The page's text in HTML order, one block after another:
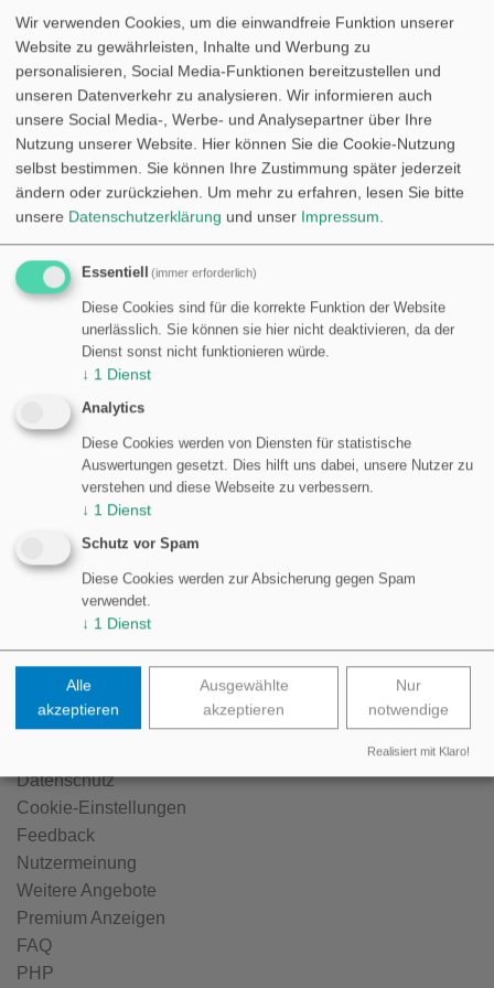
eine dynamische bzw. datenbankgestützte
Webanwendung oder eine WordPress-Webseite?
Dann sind Sie hier richtig.
Wir machen Ihr Projekt zum Erlebnis – für Sie und Ihre
Kunden. Mit unseren Lösungen gehen wir dabei
immer einen Schritt weiter.
Sichern Sie sich mit uns den langfristigen Erfolg Ihres
Internetauftritts – Umwege ausgeschlossen.
Wir entwickeln für das Web mit PHP, MySQL, HTML &
Javascript/jQuery.
Haben Sie ein Projekt für uns? Benötigen Sie Hilfe
bzw. Unterstützung bei kleineren Anpassungen Ihrer
Webseite? Gerne sind wir an Ihrer Seite, unterstützen
Sie und setzen Ihre Wünsche um.
Kontaktieren Sie uns.
Kontakt
Stefan Hertel
13125 Berlin
https://www.shertel-solutions.de/
info@shertel-solutions.de
Datenschutz
Cookie-Einstellungen
Feedback
Nutzermeinung
Weitere Angebote
Premium Anzeigen
FAQ
PHP
Wir verwenden Cookies, um die einwandfreie Funktion unserer
Website zu gewährleisten, Inhalte und Werbung zu
personalisieren, Social Media-Funktionen bereitzustellen und
unseren Datenverkehr zu analysieren. Wir informieren auch
unsere Social Media-, Werbe- und Analysepartner über Ihre
Nutzung unserer Website. Hier können Sie die Cookie-Nutzung
selbst bestimmen. Sie können Ihre Zustimmung später jederzeit
ändern oder zurückziehen. Um mehr zu erfahren, lesen Sie bitte
unsere Datenschutzerklärung und unser Impressum.
Essentiell (immer erforderlich)
Diese Cookies sind für die korrekte Funktion der Website
unerlässlich. Sie können sie hier nicht deaktivieren, da der
Dienst sonst nicht funktionieren würde.
↓ 1 Dienst
Analytics
Diese Cookies werden von Diensten für statistische
Auswertungen gesetzt. Dies hilft uns dabei, unsere Nutzer zu
verstehen und diese Webseite zu verbessern.
↓ 1 Dienst
Schutz vor Spam
Diese Cookies werden zur Absicherung gegen Spam
verwendet.
↓ 1 Dienst
Nur
notwendige
Ausgewählte
akzeptieren
Alle
akzeptieren
Realisiert mit Klaro!